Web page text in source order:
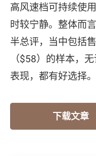
高风速档可持续使
时较宁静。整体而
半总评，当中包括
（$58）的样本，
表现，都有好选择。
下载文章